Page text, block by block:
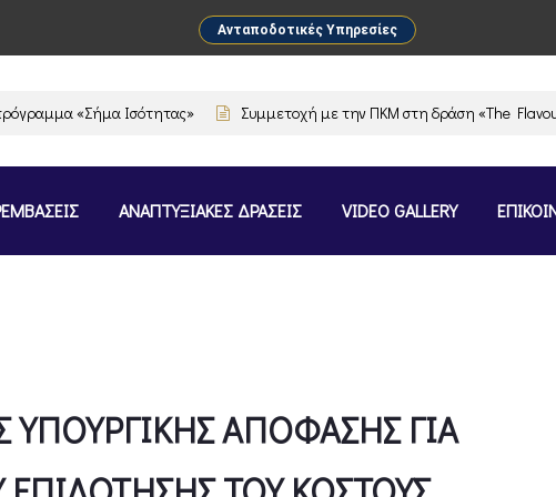
Ανταποδοτικές Υπηρεσίες
«Σήμα Ισότητας» Συμμετοχή με την ΠΚΜ στη δράση «The Flavours
ΑΝΑΠΤΥΞΙΑΚΕΣ ΔΡΑΣΕΙΣ VIDEO GALLERY
ΑΠΟΦΑΣΗΣ ΓΙΑ